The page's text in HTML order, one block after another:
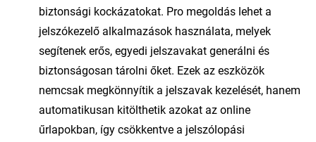
biztonsági kockázatokat. Pro megoldás lehet a
jelszókezelő alkalmazások használata, melyek
segítenek erős, egyedi jelszavakat generálni és
biztonságosan tárolni őket. Ezek az eszközök
nemcsak megkönnyítik a jelszavak kezelését, hanem
automatikusan kitölthetik azokat az online
űrlapokban, így csökkentve a jelszólopási